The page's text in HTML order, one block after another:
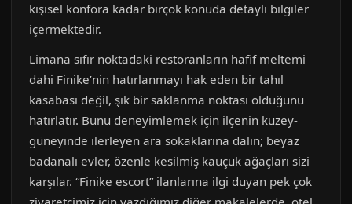
kişisel konfora kadar birçok konuda detaylı bilgiler
içermektedir.
Limana sıfır noktadaki restoranların hafif meltemi
dahi Finike’nin hatırlanmayı hak eden bir tahıl
kasabası değil, şık bir saklanma noktası olduğunu
hatırlatır. Bunu deneyimlemek için ilçenin kuzey-
güneyinde ilerleyen ara sokaklarına dalın; beyaz
badanalı evler, özenle kesilmiş kauçuk ağaçları sizi
karşılar. “Finike escort” ilanlarına ilgi duyan pek çok